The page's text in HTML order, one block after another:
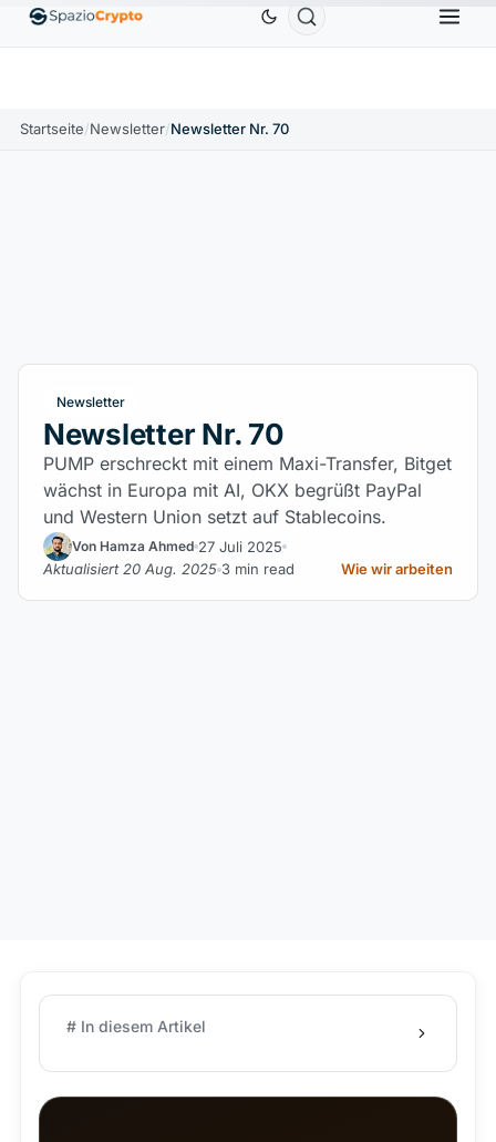
1.880,58 $↑1.90% 0,9991 $↑0.00% ↑2.10%
Startseite/Newsletter/Newsletter Nr. 70
Newsletter
Newsletter Nr. 70
PUMP erschreckt mit einem Maxi-Transfer, Bitget
wächst in Europa mit AI, OKX begrüßt PayPal
und Western Union setzt auf Stablecoins.
Von Hamza Ahmed 27 Juli 2025
Aktualisiert 20 Aug. 2025 3 min read Wie wir arbeiten
# In diesem Artikel